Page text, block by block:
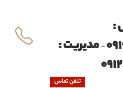
:
-مدیریت :
تلفن تماس